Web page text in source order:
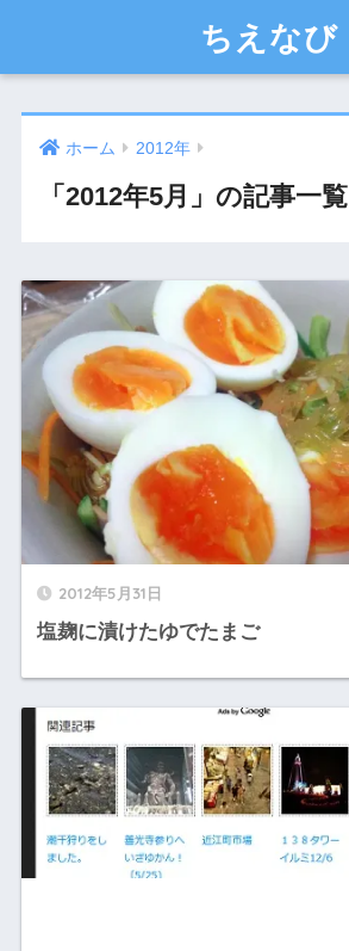
ちえなび
ホーム 2012年
「2012年5月」の記事一覧
2012年5月31日
塩麹に漬けたゆでたまご